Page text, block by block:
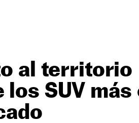
al territorio
SUV